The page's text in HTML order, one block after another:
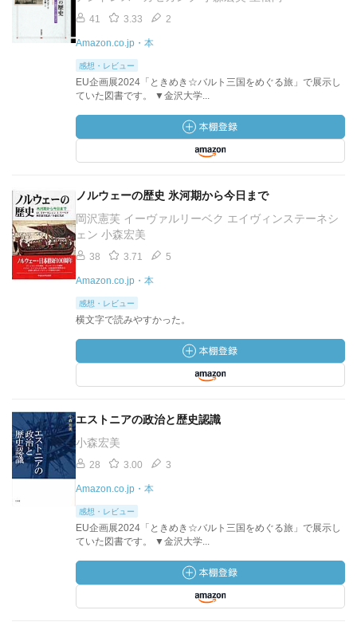
41 3.33 2
Amazon.co.jp・本
感想・レビュー
EU企画展2024「ときめき☆バルト三国をめぐる旅」で展示し
ていた図書です。 ▼金沢大学...
ノルウェーの歴史 氷河期から今日まで
岡沢憲芙 イーヴァルリーベク エイヴィンステーネシ
ェン 小森宏美
38 3.71 5
Amazon.co.jp・本
感想・レビュー
横文字で読みやすかった。
エストニアの政治と歴史認識
小森宏美
28 3.00 3
Amazon.co.jp・本
感想・レビュー
EU企画展2024「ときめき☆バルト三国をめぐる旅」で展示し
ていた図書です。 ▼金沢大学...